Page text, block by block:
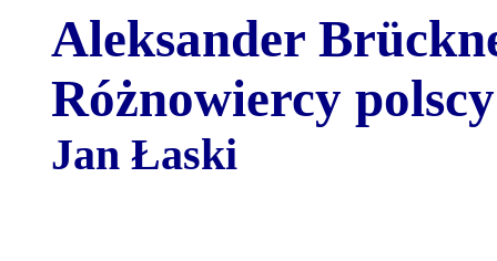
Aleksander
Różnowiercy polscy
Jan Łaski